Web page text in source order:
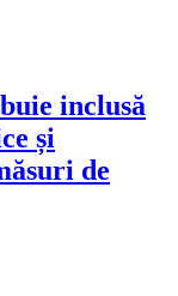
inclusă
și
de